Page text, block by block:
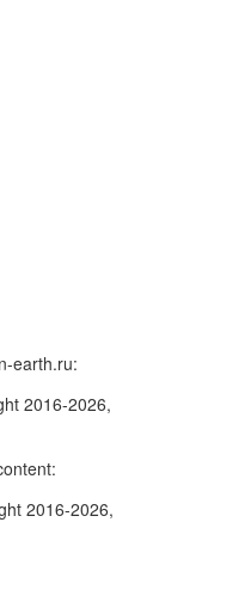
earth.ru:
2016-2026,
2016-2026,